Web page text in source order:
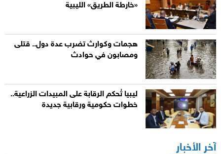
«خارطة الطريق» الليبية
هجمات وكوارث تضرب عدة دول.. قتلى
ومصابون في حوادث
ليبيا تُحكم الرقابة على المبيدات الزراعية..
خطوات حكومية ورقابية جديدة
آخر الأخبار